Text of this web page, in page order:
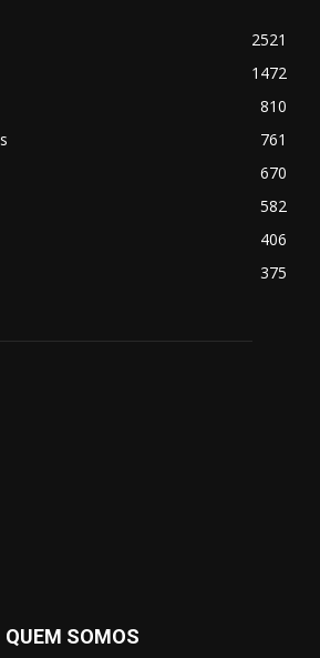
2521
1472
810
761
670
582
406
375
QUEM SOMOS